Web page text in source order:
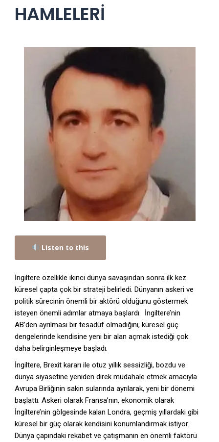
HAMLELERİ
Listen to this
İngiltere özellikle ikinci dünya savaşından sonra ilk kez
küresel çapta çok bir strateji belirledi. Dünyanın askeri ve
politik sürecinin önemli bir aktörü olduğunu göstermek
isteyen önemli adımlar atmaya başlardı. İngiltere’nin
AB’den ayrılması bir tesadüf olmadığını, küresel güç
dengelerinde kendisine yeni bir alan açmak istediği çok
daha belirginleşmeye başladı.
İngiltere, Brexit kararı ile otuz yıllık sessizliği, bozdu ve
dünya siyasetine yeniden direk müdahale etmek amacıyla
Avrupa Birliğinin sakin sularında ayrılarak, yeni bir dönemi
başlattı. Askeri olarak Fransa’nın, ekonomik olarak
İngiltere’nin gölgesinde kalan Londra, geçmiş yıllardaki gibi
küresel bir güç olarak kendisini konumlandırmak istiyor.
Dünya çapındaki rekabet ve çatışmanın en önemli faktörü